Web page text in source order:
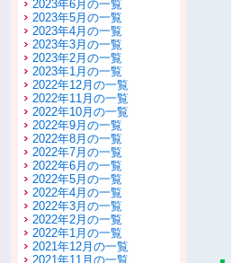
2023年6月の一覧
2023年5月の一覧
2023年4月の一覧
2023年3月の一覧
2023年2月の一覧
2023年1月の一覧
2022年12月の一覧
2022年11月の一覧
2022年10月の一覧
2022年9月の一覧
2022年8月の一覧
2022年7月の一覧
2022年6月の一覧
2022年5月の一覧
2022年4月の一覧
2022年3月の一覧
2022年2月の一覧
2022年1月の一覧
2021年12月の一覧
2021年11月の一覧